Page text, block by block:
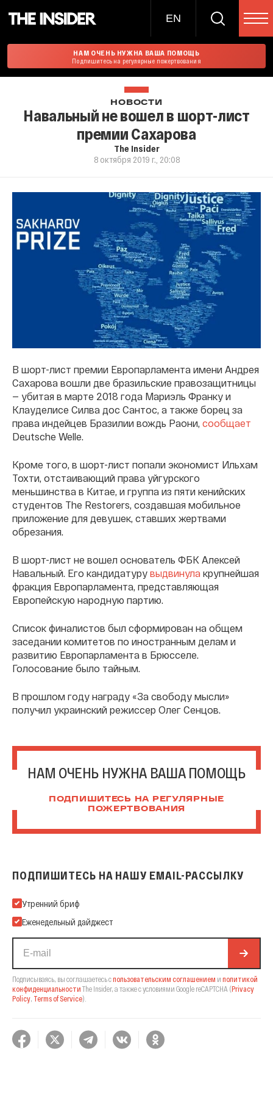
EN
НАМ ОЧЕНЬ НУЖНА ВАША ПОМОЩЬ
Подпишитесь на регулярные пожертвования
НОВОСТИ
Навальный не вошел в шорт-лист
премии Сахарова
The Insider
8 октября 2019 г., 20:08
В шорт-лист премии Европарламента имени Андрея
Сахарова вошли две бразильские правозащитницы
— убитая в марте 2018 года Мариэль Франку и
Клауделисе Силва дос Сантос, а также борец за
права индейцев Бразилии вождь Раони, сообщает
Deutsche Welle.
Кроме того, в шорт-лист попали экономист Ильхам
Тохти, отстаивающий права уйгурского
меньшинства в Китае, и группа из пяти кенийских
студентов The Restorers, создавшая мобильное
приложение для девушек, ставших жертвами
обрезания.
В шорт-лист не вошел основатель ФБК Алексей
Навальный. Его кандидатуру выдвинула крупнейшая
фракция Европарламента, представляющая
Европейскую народную партию.
Список финалистов был сформирован на общем
заседании комитетов по иностранным делам и
развитию Европарламента в Брюсселе.
Голосование было тайным.
В прошлом году награду «За свободу мысли»
получил украинский режиссер Олег Сенцов.
НАМ ОЧЕНЬ НУЖНА ВАША ПОМОЩЬ
ПОДПИШИТЕСЬ НА РЕГУЛЯРНЫЕ
ПОЖЕРТВОВАНИЯ
ПОДПИШИТЕСЬ НА НАШУ EMAIL-РАССЫЛКУ
Подпишитесь на нашу Email-рассылку
Утренний бриф
Еженедельный дайджест
Подписываясь, вы соглашаетесь спользовательским соглашением и политикой
конфиденциальности The Insider, а также с условиями Google reCAPTCHA (Privacy
Policy, Terms of Service).